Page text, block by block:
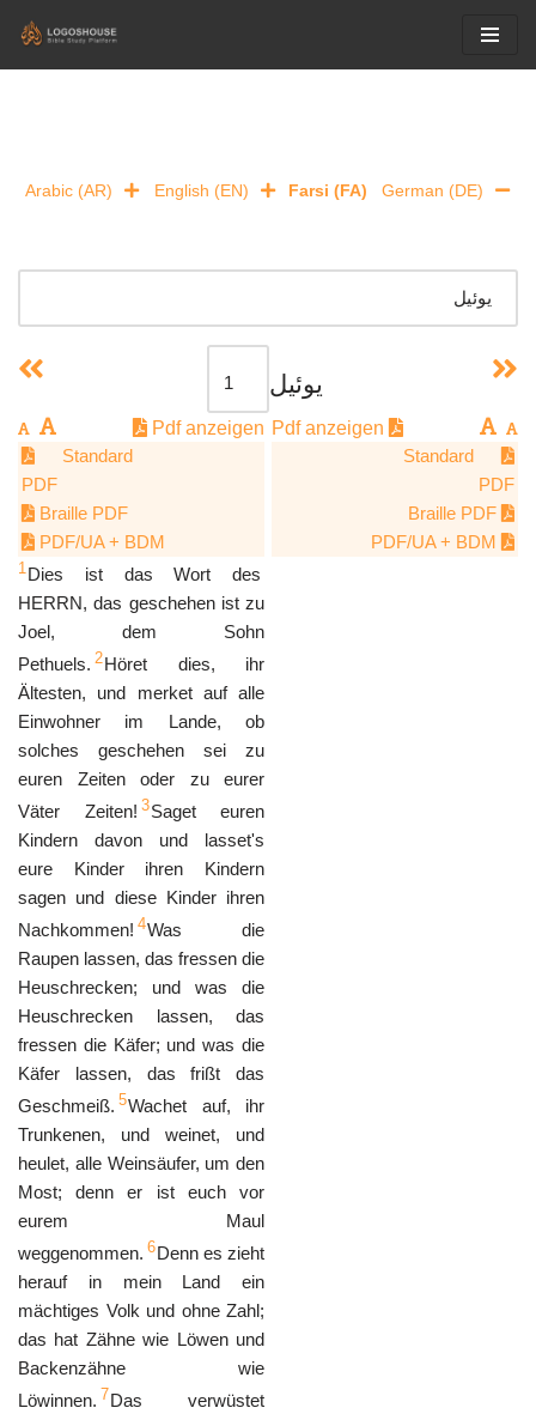
Arabic (AR) English (EN) Farsi (FA) German (DE)
يوئيل
Standard
PDF
Pdf anzeigen
Standard
PDF
Braille PDF
PDF/UA + BDM
1Dies ist das Wort des
HERRN, das geschehen ist zu
Joel, dem Sohn
Pethuels. 2Höret dies, ihr
Ältesten, und merket auf alle
Einwohner im Lande, ob
solches geschehen sei zu
euren Zeiten oder zu eurer
Väter Zeiten! 3Saget euren
Kindern davon und lasset's
eure Kinder ihren Kindern
sagen und diese Kinder ihren
Nachkommen! 4Was die
Raupen lassen, das fressen die
Heuschrecken; und was die
Heuschrecken lassen, das
fressen die Käfer; und was die
Käfer lassen, das frißt das
Geschmeiß. 5Wachet auf, ihr
Trunkenen, und weinet, und
heulet, alle Weinsäufer, um den
Most; denn er ist euch vor
eurem Maul
weggenommen. 6Denn es zieht
herauf in mein Land ein
mächtiges Volk und ohne Zahl;
das hat Zähne wie Löwen und
Backenzähne wie
Löwinnen. 7Das verwüstet